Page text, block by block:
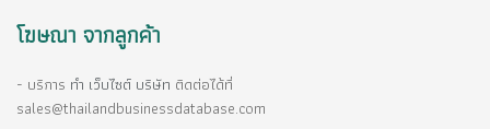
โฆษณา จากลูกค้า
- บริการ ทำ เว็บไซต์ บริษัท ติดต่อได้ที่
sales@thailandbusinessdatabase.com